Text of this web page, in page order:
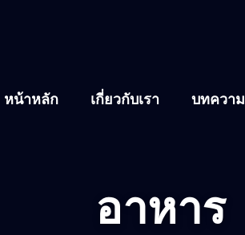
หน้าหลัก เกี่ยวกับเรา บทความ
อาหาร